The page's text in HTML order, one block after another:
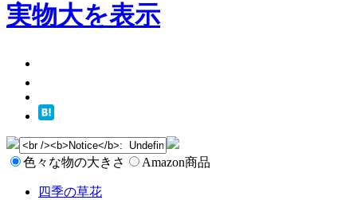
実物大を表示
色々な物の大きさ Amazon商品
四季の草花